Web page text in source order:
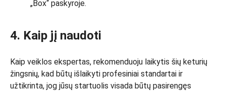
„Box“ paskyroje.
4. Kaip jį naudoti
Kaip veiklos ekspertas, rekomenduoju laikytis šių keturių
žingsnių, kad būtų išlaikyti profesiniai standartai ir
užtikrinta, jog jūsų startuolis visada būtų pasirengęs